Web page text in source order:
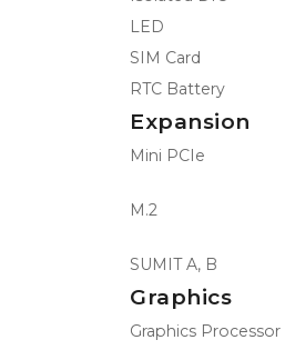
LED
SIM Card
RTC Battery
Expansion
Mini PCIe
M.2
SUMIT A, B
Graphics
Graphics Processor